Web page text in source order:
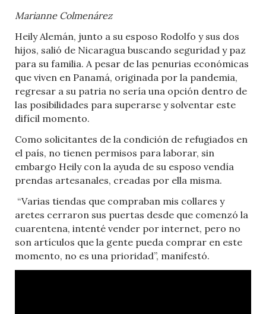
Marianne Colmenárez
Heily Alemán, junto a su esposo Rodolfo y sus dos
hijos, salió de Nicaragua buscando seguridad y paz
para su familia. A pesar de las penurias económicas
que viven en Panamá, originada por la pandemia,
regresar a su patria no sería una opción dentro de
las posibilidades para superarse y solventar este
difícil momento.
Como solicitantes de la condición de refugiados en
el país, no tienen permisos para laborar, sin
embargo Heily con la ayuda de su esposo vendía
prendas artesanales, creadas por ella misma.
“Varias tiendas que compraban mis collares y
aretes cerraron sus puertas desde que comenzó la
cuarentena, intenté vender por internet, pero no
son artículos que la gente pueda comprar en este
momento, no es una prioridad”, manifestó.